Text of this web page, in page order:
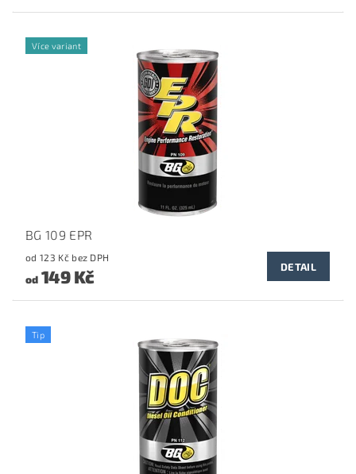
Více variant
BG 109 EPR
od 123 Kč bez DPH
od149 Kč DETAIL
Tip